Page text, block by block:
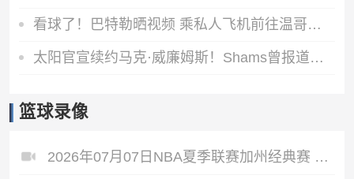
看球了！巴特勒晒视频 乘私人飞机前往温哥华观战哥伦比亚VS瑞士
太阳官宣续约马克·威廉姆斯！Shams曾报道其合同为3年3800万美元
篮球录像
2026年07月07日NBA夏季联赛加州经典赛 热火 - 勇士 全场录像